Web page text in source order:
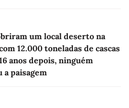
um local deserto na
12.000 toneladas de cascas
anos depois, ninguém
a paisagem